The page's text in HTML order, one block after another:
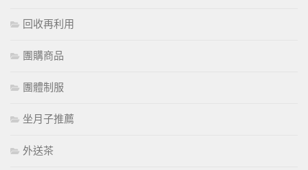
回收再利用
團購商品
團體制服
坐月子推薦
外送茶